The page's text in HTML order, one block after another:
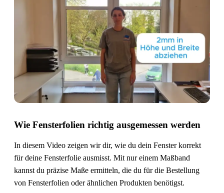
Video laden
Wie Fensterfolien richtig ausgemessen werden
In diesem Video zeigen wir dir, wie du dein Fenster korrekt
für deine Fensterfolie ausmisst. Mit nur einem Maßband
kannst du präzise Maße ermitteln, die du für die Bestellung
von Fensterfolien oder ähnlichen Produkten benötigst.